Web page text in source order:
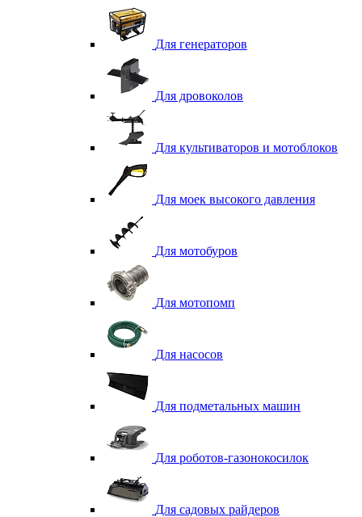
Для генераторов
Для дровоколов
Для культиваторов и мотоблоков
Для моек высокого давления
Для мотобуров
Для мотопомп
Для насосов
Для подметальных машин
Для роботов-газонокосилок
Для садовых райдеров